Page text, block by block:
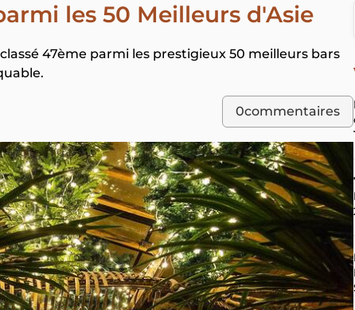
les 50 Meilleurs d'Asie
47ème parmi les prestigieux 50 meilleurs bars
0commentaires